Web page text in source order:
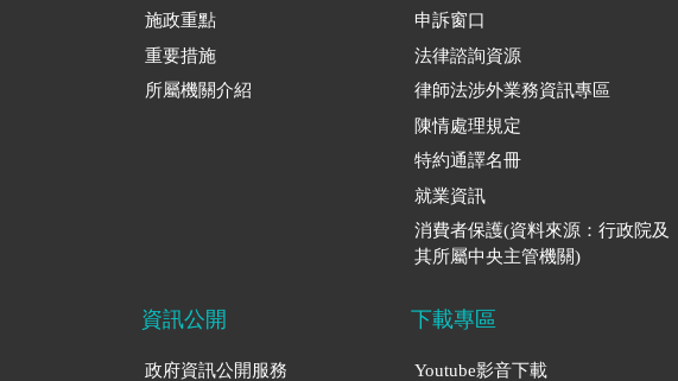
施政重點
重要措施
所屬機關介紹
申訴窗口
法律諮詢資源
律師法涉外業務資訊專區
陳情處理規定
特約通譯名冊
就業資訊
消費者保護(資料來源：行政院及
其所屬中央主管機關)
資訊公開
政府資訊公開服務
下載專區
Youtube影音下載